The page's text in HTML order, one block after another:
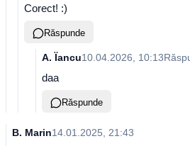
Corect! :)
Răspunde
A. Ïancu10.04.2026, 10:13
daa
Răspunde
B. Marin14.01.2025, 21:43